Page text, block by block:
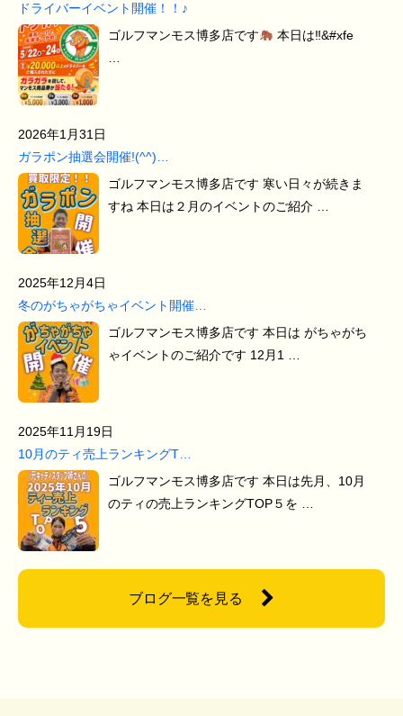
ドライバーイベント開催！！♪
ゴルフマンモス博多店です
本日は‼&#xfe
2026年1月31日
ガラポン抽選会開催!(^^)…
ゴルフマンモス博多店です 寒い日々が続きま
すね 本日は２月のイベントのご紹介 …
2025年12月4日
冬のがちゃがちゃイベント開催…
ゴルフマンモス博多店です 本日は がちゃがち
ゃイベントのご紹介です 12月1 …
2025年11月19日
10月のティ売上ランキングT…
ゴルフマンモス博多店です 本日は先月、10月
のティの売上ランキングTOP５を …
ブログ一覧を見る